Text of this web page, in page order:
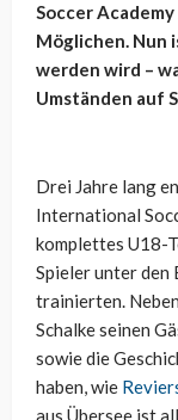
Soccer
Möglichen. Nun
werden wird –
Umständen auf
Drei Jahre lang
International
komplettes U18-
Spieler unter den
trainierten.
Schalke seinen
sowie die
haben, wie
aus Übersee ist